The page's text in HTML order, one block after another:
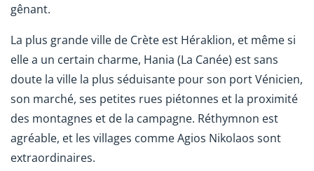
gênant.
La plus grande ville de Crète est Héraklion, et même si
elle a un certain charme, Hania (La Canée) est sans
doute la ville la plus séduisante pour son port Vénicien,
son marché, ses petites rues piétonnes et la proximité
des montagnes et de la campagne. Réthymnon est
agréable, et les villages comme Agios Nikolaos sont
extraordinaires.